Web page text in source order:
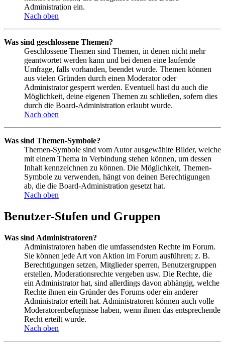
Administration ein.
Nach oben
Was sind geschlossene Themen?
Geschlossene Themen sind Themen, in denen nicht mehr
geantwortet werden kann und bei denen eine laufende
Umfrage, falls vorhanden, beendet wurde. Themen können
aus vielen Gründen durch einen Moderator oder
Administrator gesperrt werden. Eventuell hast du auch die
Möglichkeit, deine eigenen Themen zu schließen, sofern dies
durch die Board-Administration erlaubt wurde.
Nach oben
Was sind Themen-Symbole?
Themen-Symbole sind vom Autor ausgewählte Bilder, welche
mit einem Thema in Verbindung stehen können, um dessen
Inhalt kennzeichnen zu können. Die Möglichkeit, Themen-
Symbole zu verwenden, hängt von deinen Berechtigungen
ab, die die Board-Administration gesetzt hat.
Nach oben
Benutzer-Stufen und Gruppen
Was sind Administratoren?
Administratoren haben die umfassendsten Rechte im Forum.
Sie können jede Art von Aktion im Forum ausführen; z. B.
Berechtigungen setzen, Mitglieder sperren, Benutzergruppen
erstellen, Moderationsrechte vergeben usw. Die Rechte, die
ein Administrator hat, sind allerdings davon abhängig, welche
Rechte ihnen ein Gründer des Forums oder ein anderer
Administrator erteilt hat. Administratoren können auch volle
Moderatorenbefugnisse haben, wenn ihnen das entsprechende
Recht erteilt wurde.
Nach oben